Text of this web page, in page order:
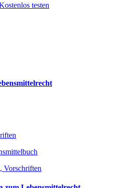
testen
Vorschriften